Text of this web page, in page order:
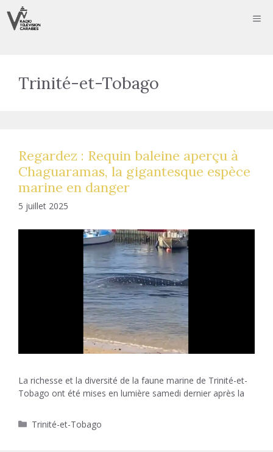
au
contenu
Trinité-et-Tobago
Regardez : Requin baleine aperçu à
Chaguaramas, la gigantesque espèce
marine en danger
5 juillet 2025
La richesse et la diversité de la faune marine de Trinité-et-
Tobago ont été mises en lumière samedi dernier après la
Catégories
Trinité-et-Tobago